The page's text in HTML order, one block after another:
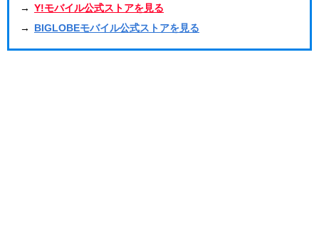
→ Y!モバイル公式ストアを見る
→
BIGLOBEモバイル公式ストアを見る